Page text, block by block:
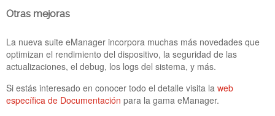
Otras mejoras
La nueva suite eManager incorpora muchas más novedades que
optimizan el rendimiento del dispositivo, la seguridad de las
actualizaciones, el debug, los logs del sistema, y más.
Si estás interesado en conocer todo el detalle visita la web
específica de Documentación para la gama eManager.
Bannner-IoTSWC22-
PickData.png